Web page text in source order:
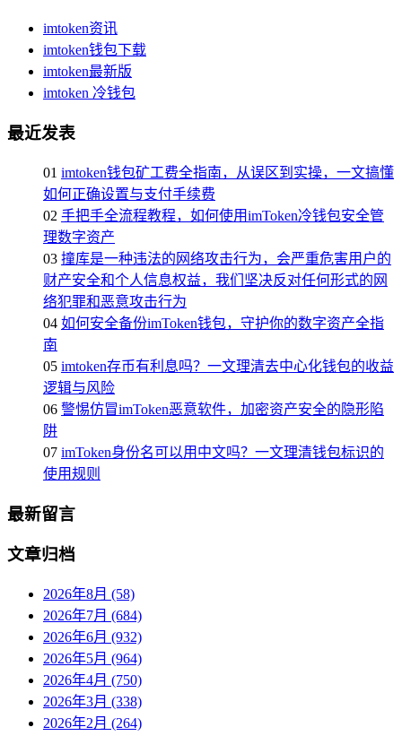
imtoken资讯
imtoken钱包下载
imtoken最新版
imtoken 冷钱包
最近发表
01 imtoken钱包矿工费全指南，从误区到实操，一文搞懂
如何正确设置与支付手续费
02 手把手全流程教程，如何使用imToken冷钱包安全管
理数字资产
03 撞库是一种违法的网络攻击行为，会严重危害用户的
财产安全和个人信息权益，我们坚决反对任何形式的网
络犯罪和恶意攻击行为
04 如何安全备份imToken钱包，守护你的数字资产全指
南
05 imtoken存币有利息吗？一文理清去中心化钱包的收益
逻辑与风险
06 警惕仿冒imToken恶意软件，加密资产安全的隐形陷
阱
07 imToken身份名可以用中文吗？一文理清钱包标识的
使用规则
最新留言
文章归档
2026年8月 (58)
2026年7月 (684)
2026年6月 (932)
2026年5月 (964)
2026年4月 (750)
2026年3月 (338)
2026年2月 (264)